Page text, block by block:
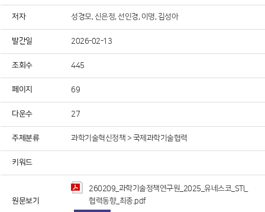
중한 연구성과물로 저작권 및 이용조건 등을 준수하여 활용해 주
이용 동의서 및 사용목적 등에 응답 부탁드립니다.
원 연구성과물 활용 현황 및 서비스 분석을 위한 기초자료로 활
였거나 과학기술정책연구원에서 제시한 이용조건을 이행하지
관련기관에 처벌을 받을 수 있으며, 즉시 저작물의 이용허락을
저자 성경모, 신은정, 선인경, 이명, 김성아
발간일 2026-02-13
조회수 445
페이지 69
다운수 27
주제분류 과학기술혁신정책 > 국제과학기술협력
키워드
원문보기
260209_과학기술정책연구원_2025_유네스코_STI_
협력동향_최종.pdf